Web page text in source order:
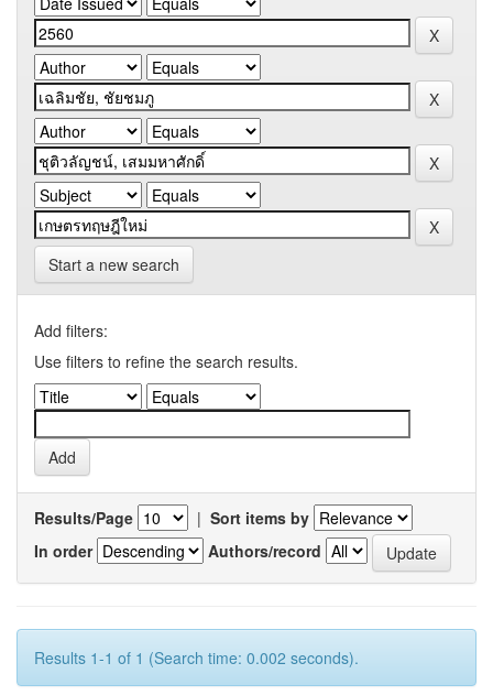
Start a new search
Add filters:
Use filters to refine the search results.
Results/Page | Sort items by
In order
Authors/record
Results 1-1 of 1 (Search time: 0.002 seconds).